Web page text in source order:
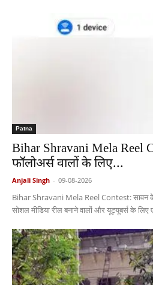
Patna
Bihar Shravani Mela Reel
फॉलोअर्स वालों के लिए...
Anjali Singh - 09-08-2026
Bihar Shravani Mela Reel Contest: सावन के
सोशल मीडिया रील बनाने वालों और यूट्यूबर्स के